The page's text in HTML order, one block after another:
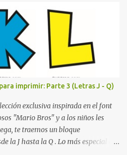
los fans han reconocido por
el abecedario nos presenta:
bloques con bordes negros gruesos
Paleta de Colores: Una
entre el rojo de Mario, el verde de
clásicos de los elementos del
muestra la organización desde
el estilo geométrico y divertido
Primera parte del juego de letras
imprimir: Parte 3 (Letras J - Q)
exclusiva inspirada en el font
"Mario Bros" y a los niños les
te traemos un bloque
la J hasta la Q . Lo más especial de